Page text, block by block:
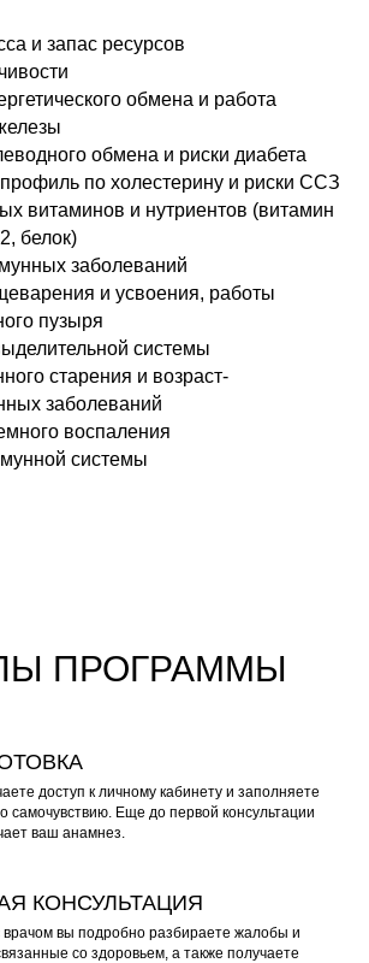
и запас ресурсов
обмена и работа
обмена и риски диабета
по холестерину и риски ССЗ
витаминов и нутриентов (витамин
белок)
заболеваний
и усвоения, работы
пузыря
системы
старения и возраст-
заболеваний
воспаления
системы
ПРОГРАММЫ
доступ к личному кабинету и заполняете
самочувствию. Еще до первой консультации
ваш анамнез.
КОНСУЛЬТАЦИЯ
врачом вы подробно разбираете жалобы и
со здоровьем, а также получаете